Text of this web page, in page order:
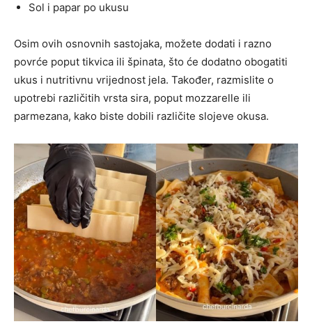
Sol i papar po ukusu
Osim ovih osnovnih sastojaka, možete dodati i razno
povrće poput tikvica ili špinata, što će dodatno obogatiti
ukus i nutritivnu vrijednost jela. Također, razmislite o
upotrebi različitih vrsta sira, poput mozzarelle ili
parmezana, kako biste dobili različite slojeve okusa.